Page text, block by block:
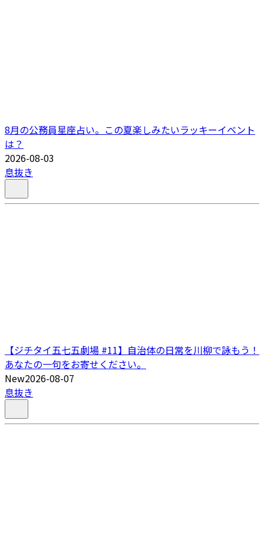
8月の公務員星座占い。この夏楽しみたいラッキーイベント
は？
2026-08-03
息抜き
【ジチタイ五七五劇場 #11】自治体の日常を川柳で詠もう！
あなたの一句をお寄せください。
New2026-08-07
息抜き